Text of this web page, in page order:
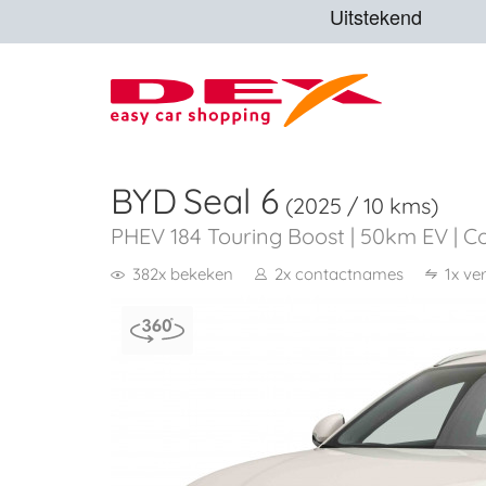
BYD Seal 6 (2025 / 10 kms)
PHEV 184 Touring Boost | 50km EV |
382x bekeken 2x contactnames 1x